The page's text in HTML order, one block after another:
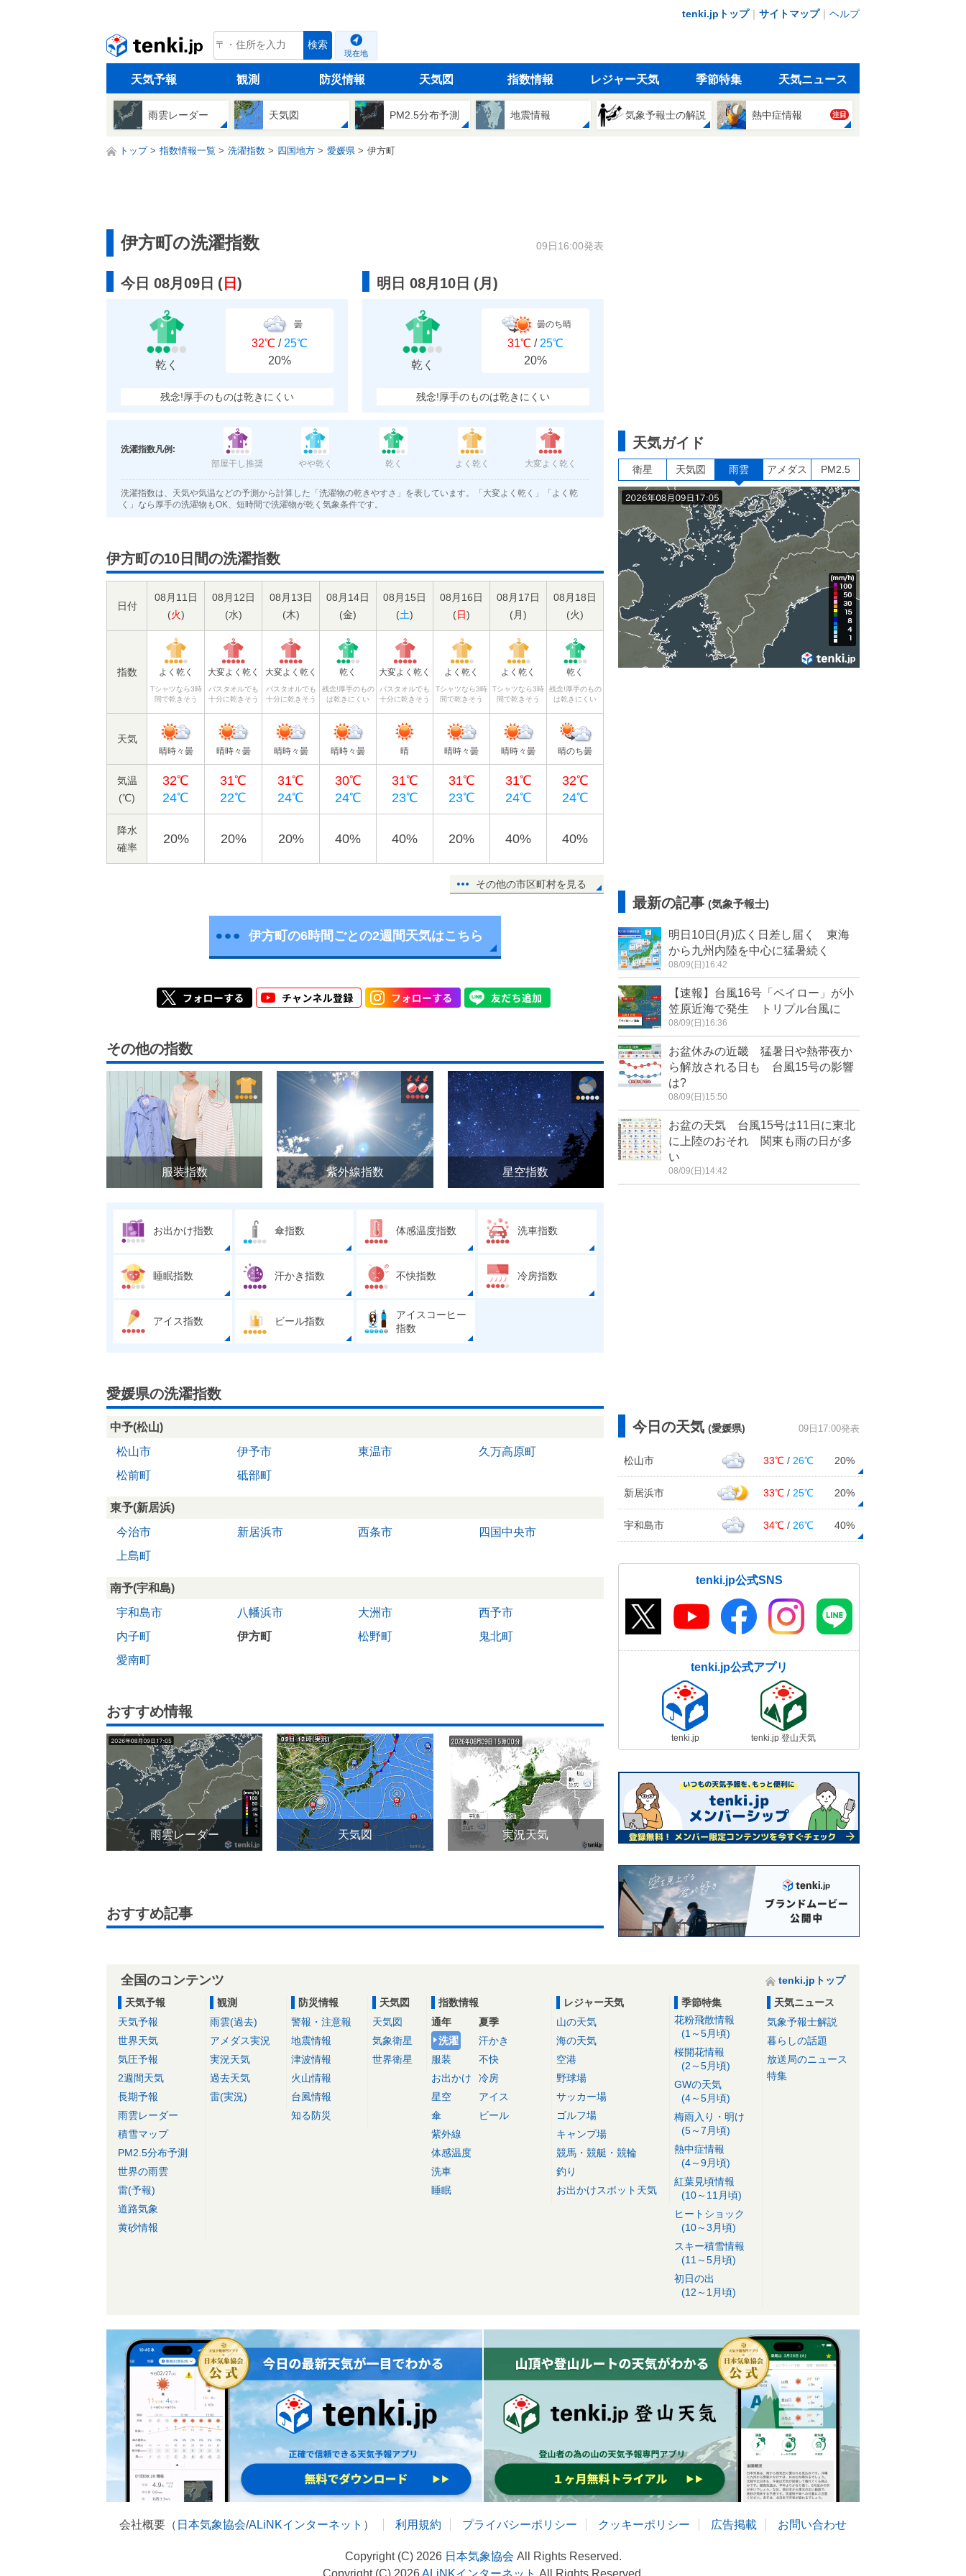
tenki.jpトップ｜ サイトマップ｜ ヘルプ
tenki.jp 検索
現在地
天気予報 観測 防災情報 天気図 指数情報 レジャー天気 季節特集 天気ニュース
雨雲レーダー 天気図 PM2.5分布予測 地震情報 気象予報士の解説 熱中症情報 注目
トップ 指数情報一覧 洗濯指数 四国地方 愛媛県 伊方町
伊方町の洗濯指数 09日16:00発表
今日 08月09日 ( 日 )
乾く
曇
32℃ / 25℃
20%
残念!厚手のものは乾きにくい
明日 08月10日 (月 )
乾く
曇のち晴
31℃ / 25℃
20%
残念!厚手のものは乾きにくい
洗濯指数凡例:
部屋干し推奨
やや乾く 乾く よく乾く 大変よく乾く
洗濯指数は、天気や気温などの予測から計算した「洗濯物の乾きやすさ」を表しています。「大変よく乾く」「よく乾
く」なら厚手の洗濯物もOK、短時間で洗濯物が乾く気象条件です。
伊方町の10日間の洗濯指数
日付
08月11日
(火)
08月12日
(水)
08月13日
(木)
08月14日
(金)
08月15日
(土)
08月16日
(日)
08月17日
(月)
08月18日
(火)
指数 よく乾く
Tシャツなら3時
間で乾きそう
大変よく乾く
バスタオルでも
十分に乾きそう
大変よく乾く
バスタオルでも
十分に乾きそう
乾く
残念!厚手のもの
は乾きにくい
大変よく乾く
バスタオルでも
十分に乾きそう
よく乾く
Tシャツなら3時
間で乾きそう
よく乾く
Tシャツなら3時
間で乾きそう
乾く
残念!厚手のもの
は乾きにくい
天気
晴時々曇 晴時々曇 晴時々曇 晴時々曇 晴 晴時々曇 晴時々曇 晴のち曇
気温
(℃)
32℃
24℃
31℃
22℃
31℃
24℃
30℃
24℃
31℃
23℃
31℃
23℃
31℃
24℃
32℃
24℃
降水
確率
20% 20% 20% 40% 40% 20% 40% 40%
その他の市区町村を見る
伊方町の6時間ごとの2週間天気はこちら
その他の指数
服装指数 紫外線指数 星空指数
お出かけ指数 傘指数 体感温度指数 洗車指数
睡眠指数 汗かき指数 不快指数 冷房指数
アイス指数 ビール指数
アイスコーヒー
指数
愛媛県の洗濯指数
中予(松山)
松山市
伊予市 東温市
久万高原町
松前町
砥部町
東予(新居浜)
今治市
新居浜市 西条市
四国中央市
上島町
南予(宇和島)
宇和島市
八幡浜市 大洲市
西予市
内子町
伊方町 松野町
鬼北町
愛南町
おすすめ情報
雨雲レーダー 天気図 実況天気
おすすめ記事
天気ガイド
衛星 天気図 雨雲 アメダス PM2.5
最新の記事 (気象予報士)
明日10日(月)広く日差し届く 東海
から九州内陸を中心に猛暑続く
08/09(日)16:42
【速報】台風16号「ペイロー」が小
笠原近海で発生 トリプル台風に
08/09(日)16:36
お盆休みの近畿 猛暑日や熱帯夜か
ら解放される日も 台風15号の影響
は?
08/09(日)15:50
お盆の天気 台風15号は11日に東北
に上陸のおそれ 関東も雨の日が多
い
08/09(日)14:42
今日の天気 (愛媛県) 09日17:00発表
松山市 33℃ / 26℃ 20%
新居浜市 33℃ / 25℃ 20%
宇和島市 34℃ / 26℃ 40%
tenki.jp公式SNS
tenki.jp公式アプリ
tenki.jp tenki.jp 登山天気
全国のコンテンツ
tenki.jpトップ
天気予報
天気予報
世界天気
気圧予報
2週間天気
長期予報
雨雲レーダー
積雪マップ
PM2.5分布予測
世界の雨雲
雷(予報)
道路気象
黄砂情報
観測
雨雲(過去)
アメダス実況
実況天気
過去天気
雷(実況)
防災情報
警報・注意報
地震情報
津波情報
火山情報
台風情報
知る防災
天気図
天気図
気象衛星
世界衛星
指数情報
通年
洗濯
服装
お出かけ
星空
傘
紫外線
体感温度
洗車
睡眠
夏季
汗かき
不快
冷房
アイス
ビール
レジャー天気
山の天気
海の天気
空港
野球場
サッカー場
ゴルフ場
キャンプ場
競馬・競艇・競輪
釣り
お出かけスポット天気
季節特集
花粉飛散情報
(1～5月頃)
桜開花情報
(2～5月頃)
GWの天気
(4～5月頃)
梅雨入り・明け
(5～7月頃)
熱中症情報
(4～9月頃)
紅葉見頃情報
(10～11月頃)
ヒートショック
(10～3月頃)
スキー積雪情報
(11～5月頃)
初日の出
(12～1月頃)
天気ニュース
気象予報士解説
暮らしの話題
放送局のニュース
特集
会社概要（ 日本気象協会/ALiNKインターネット ） 利用規約 プライバシーポリシー クッキーポリシー 広告掲載 お問い合わせ
Copyright (C) 2026 日本気象協会 All Rights Reserved.
Copyright (C) 2026 ALiNKインターネット All Rights Reserved.